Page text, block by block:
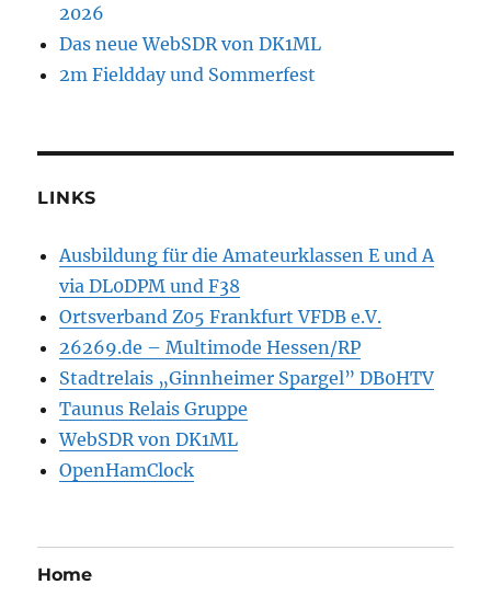
2026
Das neue WebSDR von DK1ML
2m Fieldday und Sommerfest
LINKS
Ausbildung für die Amateurklassen E und A
via DL0DPM und F38
Ortsverband Z05 Frankfurt VFDB e.V.
26269.de – Multimode Hessen/RP
Stadtrelais „Ginnheimer Spargel” DB0HTV
Taunus Relais Gruppe
WebSDR von DK1ML
OpenHamClock
Home